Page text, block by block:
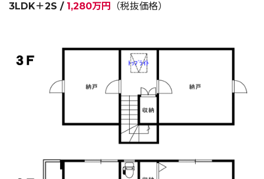
3LDK＋2S / 1,280万円 （税抜価格）